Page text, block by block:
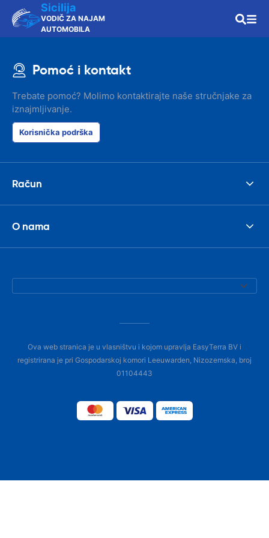
Sicilija
VODIČ ZA NAJAM
AUTOMOBILA
Pomoć i kontakt
Trebate pomoć? Molimo kontaktirajte naše stručnjake za
iznajmljivanje.
Korisnička podrška
Račun
O nama
Ova web stranica je u vlasništvu i kojom upravlja EasyTerra BV i
registrirana je pri Gospodarskoj komori Leeuwarden, Nizozemska, broj
01104443